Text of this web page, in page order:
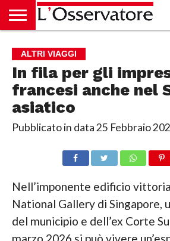
CULTURA
ECONOMIA
RUBRICHE
ARCHIVIO
PODCAST
ABBONAMENTO
CHI
SIAMO
ACCEDI
ALTRI VIAGGI
In fila per gli
francesi anche nel
asiatico
Pubblicato in data25 Febbraio
Nell’imponente edificio
National Gallery di Singapore,
del municipio e dell’ex Corte